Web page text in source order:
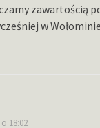
zawartością
w
18:02